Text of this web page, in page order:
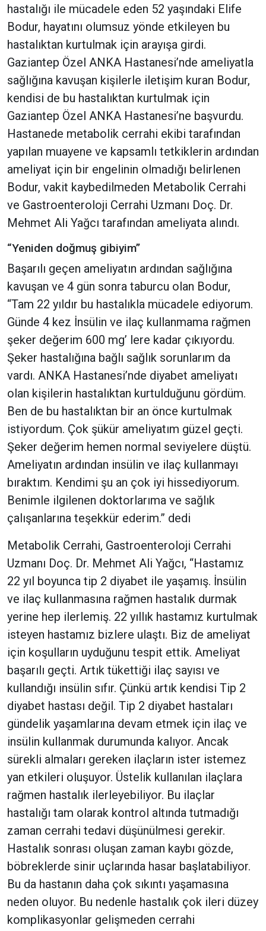
hastalığı ile mücadele eden 52 yaşındaki Elife
Bodur, hayatını olumsuz yönde etkileyen bu
hastalıktan kurtulmak için arayışa girdi.
Gaziantep Özel ANKA Hastanesi’nde ameliyatla
sağlığına kavuşan kişilerle iletişim kuran Bodur,
kendisi de bu hastalıktan kurtulmak için
Gaziantep Özel ANKA Hastanesi’ne başvurdu.
Hastanede metabolik cerrahi ekibi tarafından
yapılan muayene ve kapsamlı tetkiklerin ardından
ameliyat için bir engelinin olmadığı belirlenen
Bodur, vakit kaybedilmeden Metabolik Cerrahi
ve Gastroenteroloji Cerrahi Uzmanı Doç. Dr.
Mehmet Ali Yağcı tarafından ameliyata alındı.
“Yeniden doğmuş gibiyim”
Başarılı geçen ameliyatın ardından sağlığına
kavuşan ve 4 gün sonra taburcu olan Bodur,
“Tam 22 yıldır bu hastalıkla mücadele ediyorum.
Günde 4 kez İnsülin ve ilaç kullanmama rağmen
şeker değerim 600 mg’ lere kadar çıkıyordu.
Şeker hastalığına bağlı sağlık sorunlarım da
vardı. ANKA Hastanesi’nde diyabet ameliyatı
olan kişilerin hastalıktan kurtulduğunu gördüm.
Ben de bu hastalıktan bir an önce kurtulmak
istiyordum. Çok şükür ameliyatım güzel geçti.
Şeker değerim hemen normal seviyelere düştü.
Ameliyatın ardından insülin ve ilaç kullanmayı
bıraktım. Kendimi şu an çok iyi hissediyorum.
Benimle ilgilenen doktorlarıma ve sağlık
çalışanlarına teşekkür ederim.” dedi
Metabolik Cerrahi, Gastroenteroloji Cerrahi
Uzmanı Doç. Dr. Mehmet Ali Yağcı, “Hastamız
22 yıl boyunca tip 2 diyabet ile yaşamış. İnsülin
ve ilaç kullanmasına rağmen hastalık durmak
yerine hep ilerlemiş. 22 yıllık hastamız kurtulmak
isteyen hastamız bizlere ulaştı. Biz de ameliyat
için koşulların uyduğunu tespit ettik. Ameliyat
başarılı geçti. Artık tükettiği ilaç sayısı ve
kullandığı insülin sıfır. Çünkü artık kendisi Tip 2
diyabet hastası değil. Tip 2 diyabet hastaları
gündelik yaşamlarına devam etmek için ilaç ve
insülin kullanmak durumunda kalıyor. Ancak
sürekli almaları gereken ilaçların ister istemez
yan etkileri oluşuyor. Üstelik kullanılan ilaçlara
rağmen hastalık ilerleyebiliyor. Bu ilaçlar
hastalığı tam olarak kontrol altında tutmadığı
zaman cerrahi tedavi düşünülmesi gerekir.
Hastalık sonrası oluşan zaman kaybı gözde,
böbreklerde sinir uçlarında hasar başlatabiliyor.
Bu da hastanın daha çok sıkıntı yaşamasına
neden oluyor. Bu nedenle hastalık çok ileri düzey
komplikasyonlar gelişmeden cerrahi